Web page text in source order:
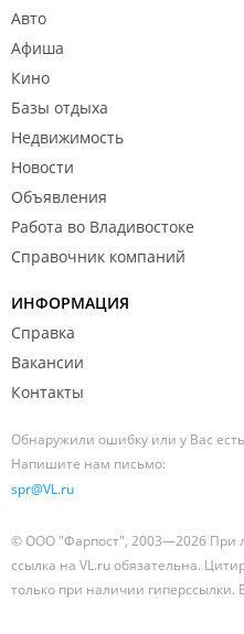
Авто
Афиша
Кино
Базы отдыха
Недвижимость
Новости
Объявления
Работа во Владивостоке
Справочник компаний
ИНФОРМАЦИЯ
Справка
Вакансии
Контакты
Обнаружили ошибку или у Вас
Напишите нам письмо:
spr@VL.ru
© ООО "Фарпост", 2003—2026 При
ссылка на VL.ru обязательна.
только при наличии